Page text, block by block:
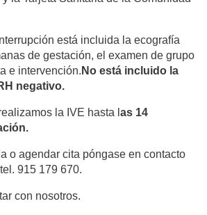
está incluida la ecografía
de gestación, el examen de grupo
e intervención. No está incluido la
negativo.
la IVE hasta l as 14
o agendar cita póngase en contacto
915 179 670.
con nosotros.